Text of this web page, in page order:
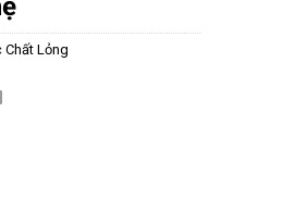
Chất Lỏng